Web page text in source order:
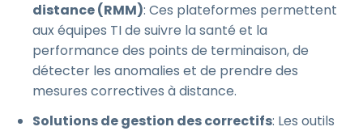
distance (RMM): Ces plateformes permettent
aux équipes TI de suivre la santé et la
performance des points de terminaison, de
détecter les anomalies et de prendre des
mesures correctives à distance.
Solutions de gestion des correctifs: Les outils